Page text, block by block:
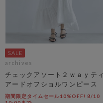
archives
チェックアソート２ｗａｙティ
アードオフショルワンピース
期間限定タイムセール10%OFF! 8/10